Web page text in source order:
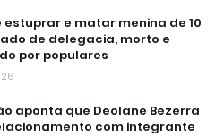
estuprar e matar menina de 10
de delegacia, morto e
por populares
aponta que Deolane Bezerra
com integrante